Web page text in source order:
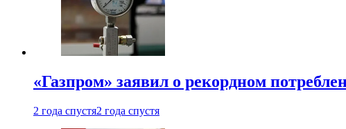
«Газпром» заявил о рекордном
2 года спустя2 года спустя